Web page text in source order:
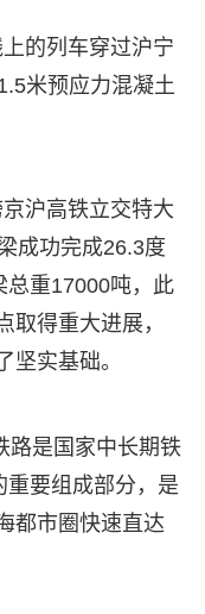
的列车穿过沪宁
米预应力混凝土
沪高铁立交特大
成功完成26.3度
总重17000吨，此
取得重大进展，
坚实基础。
路是国家中长期铁
重要组成部分，是
都市圈快速直达